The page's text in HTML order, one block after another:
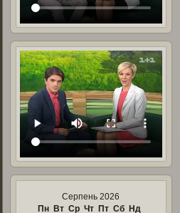
Серпень 2026
Пн Вт Ср Чт Пт Сб Нд